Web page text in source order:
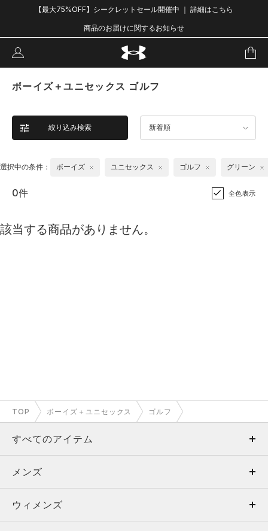
【最大75%OFF】シークレットセール開催中 ｜ 詳細はこちら
商品のお届けに関するお知らせ
ボーイズ＋ユニセックス ゴルフ
絞り込み検索 新着順
選択中の条件： ボーイズ ユニセックス ゴルフ グリーン
0件 全色表示
該当する商品がありません。
TOP ボーイズ＋ユニセックス ゴルフ
すべてのアイテム
メンズ
ウィメンズ
メンズ
トップス
ウィメンズ